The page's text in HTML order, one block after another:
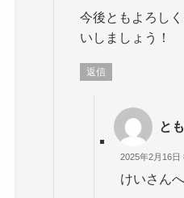
今後ともよろし
いしましょう！
返信
と
2025年2月16日
けいさんへ